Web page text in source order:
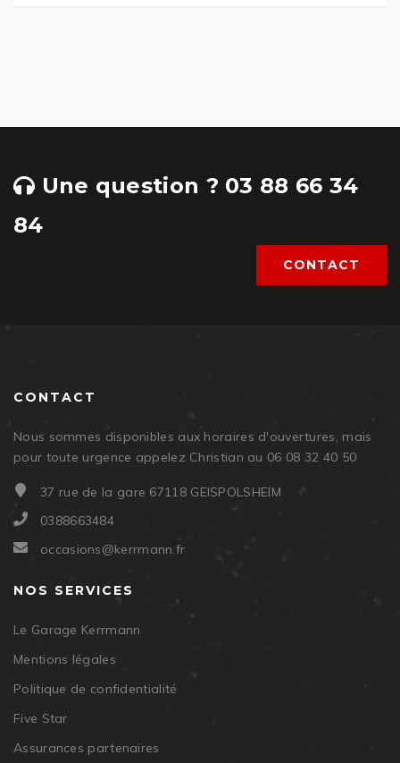
Une question ? 03 88 66 34
84
CONTACT
CONTACT
Nous sommes disponibles aux horaires d'ouvertures, mais
pour toute urgence appelez Christian au 06 08 32 40 50
37 rue de la gare 67118 GEISPOLSHEIM
0388663484
occasions@kerrmann.fr
NOS SERVICES
Le Garage Kerrmann
Mentions légales
Politique de confidentialité
Five Star
Assurances partenaires